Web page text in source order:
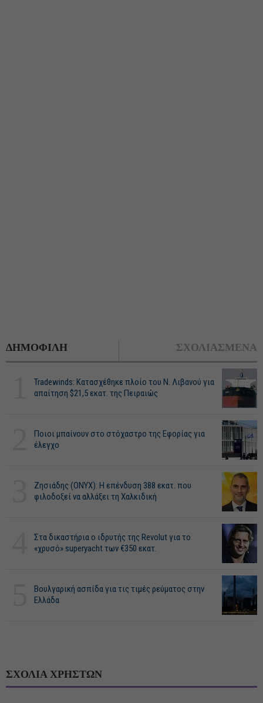
ΔΗΜΟΦΙΛΗ ΣΧΟΛΙΑΣΜΕΝΑ
Tradewinds: Κατασχέθηκε πλοίο του Ν. Λιβανού για
απαίτηση $21,5 εκατ. της Πειραιώς
Ποιοι μπαίνουν στο στόχαστρο της Εφορίας για
έλεγχο
Ζησιάδης (ONYX): Η επένδυση 388 εκατ. που
φιλοδοξεί να αλλάξει τη Χαλκιδική
Στα δικαστήρια ο ιδρυτής της Revolut για το
«χρυσό» superyacht των €350 εκατ.
Βουλγαρική ασπίδα για τις τιμές ρεύματος στην
Ελλάδα
ΣΧΟΛΙΑ ΧΡΗΣΤΩΝ